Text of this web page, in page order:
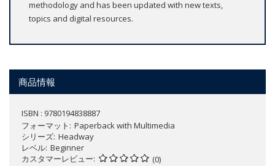
methodology and has been updated with new texts,
topics and digital resources.
商品情報
ISBN : 9780194838887
フォーマット
Paperback with Multimedia
シリーズ Headway
レベル Beginner
カスタマーレビュー
(0)